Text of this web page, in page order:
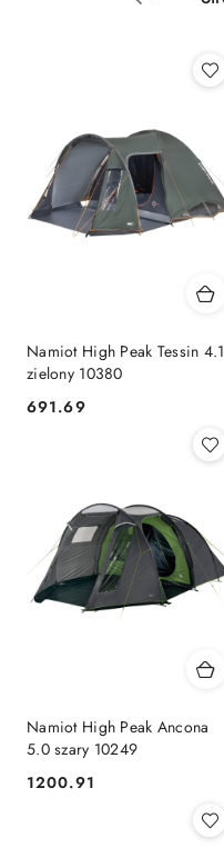
Namiot High Peak Tessin 4.1
zielony 10380
Cena:
691.69
Namiot High Peak Ancona
5.0 szary 10249
Cena:
1200.91